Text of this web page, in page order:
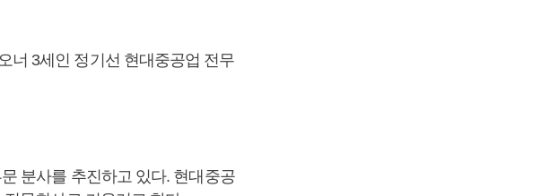
너 3세인 정기선 현대중공업 전무
분사를 추진하고 있다. 현대중공